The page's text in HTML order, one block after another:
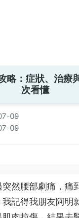
略：症狀、治療
次看懂
09
09
然腰部劇痛，痛
記得我朋友阿明